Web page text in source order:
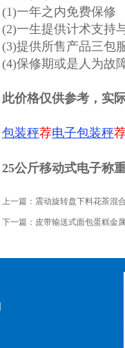
(1)一年之内免费保修
(2)一生提供计术支持
(3)提供所售产品三包
(4)保修期或是人为故
此价格仅供参考，实
包装秤荐电子包装秤
25公斤移动式电子称
上一篇： 震动旋转盘下料花茶混
下一篇： 皮带输送式面包蛋糕金